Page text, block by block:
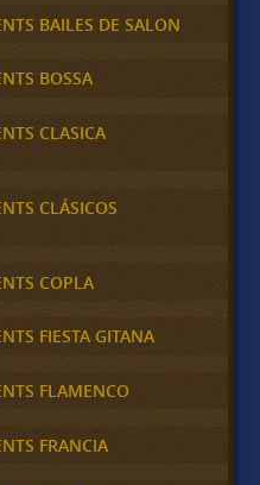
BAILES DE SALON
BOSSA
CLASICA
CLÁSICOS
COPLA
FIESTA GITANA
FLAMENCO
FRANCIA